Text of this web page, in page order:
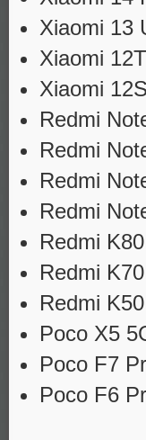
Xiaomi 13
Xiaomi
Xiaomi
Redmi
Redmi
Redmi
Redmi
Redmi
Redmi
Redmi
Poco X5
Poco F7
Poco F6